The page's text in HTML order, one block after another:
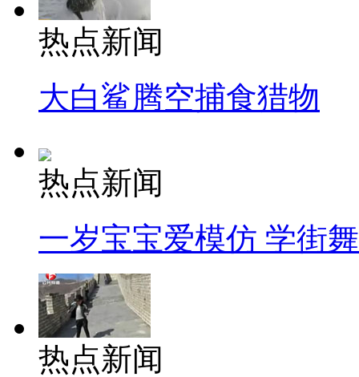
热点新闻
大白鲨腾空捕食猎物
热点新闻
一岁宝宝爱模仿 学街
热点新闻